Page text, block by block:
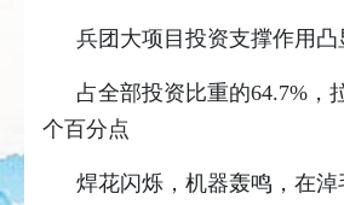
兵团大项目投资支撑作用凸
占全部投资比重的64.7%，
个百分点
焊花闪烁，机器轰鸣，在